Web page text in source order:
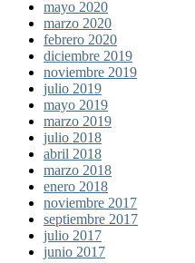
mayo 2020
marzo 2020
febrero 2020
diciembre 2019
noviembre 2019
julio 2019
mayo 2019
marzo 2019
julio 2018
abril 2018
marzo 2018
enero 2018
noviembre 2017
septiembre 2017
julio 2017
junio 2017